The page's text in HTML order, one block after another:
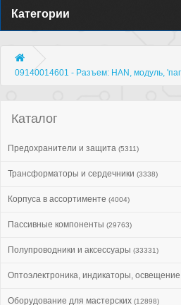
Категории
09140014601 - Разъем: HAN, модуль,
Каталог
Предохранители и защита (5311)
Трансформаторы и сердечники (3338)
Корпуса в ассортименте (4004)
Пассивные компоненты (29763)
Полупроводники и аксессуары (33331)
Оптоэлектроника, индикаторы, освещение
Оборудование для мастерских (12898)